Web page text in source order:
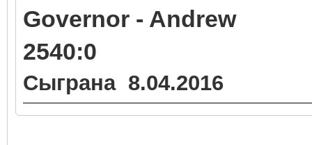
Governor - Andrew
2540:0
Сыграна 8.04.2016